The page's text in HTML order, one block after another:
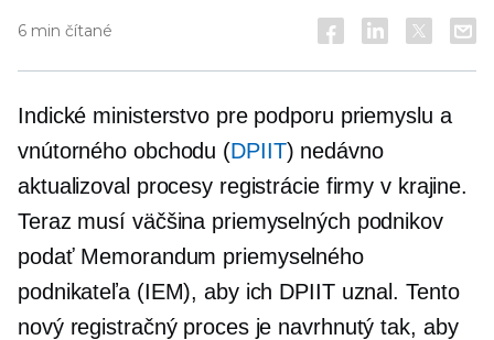
6 min čítané
Indické ministerstvo pre podporu priemyslu a
vnútorného obchodu (DPIIT) nedávno
aktualizoval procesy registrácie firmy v krajine.
Teraz musí väčšina priemyselných podnikov
podať Memorandum priemyselného
podnikateľa (IEM), aby ich DPIIT uznal. Tento
nový registračný proces je navrhnutý tak, aby